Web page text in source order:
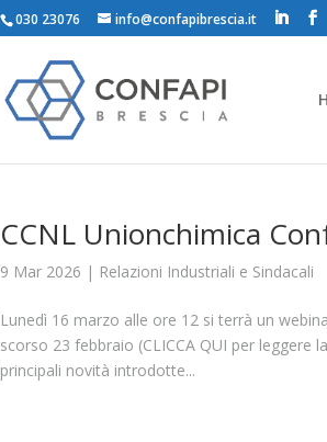
030 23076 info@confapibrescia.it
CCNL Unionchimica
9 Mar 2026 | Relazioni Industriali e Sindacali
Lunedì 16 marzo alle ore 12 si terrà un
scorso 23 febbraio (CLICCA QUI per leggere
principali novità introdotte...